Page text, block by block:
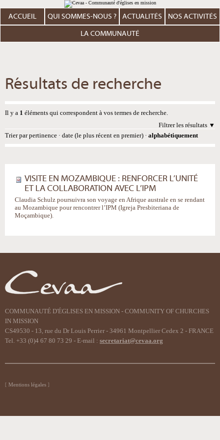
au
contenu.
Aller
personnels
ACCUEIL QUI SOMMES-NOUS ? ACTUALITÉS NOS ACTIVITÉS
LA COMMUNAUTÉ
Résultats de recherche
Il y a 1 éléments qui correspondent à vos termes de recherche.
Filtrer les résultats
Trier par pertinence · date (le plus récent en premier) · alphabétiquement
VISITE EN MOZAMBIQUE : RENFORCER L’UNITÉ
ET LA COLLABORATION AVEC L’IPM
Claudia Schulz poursuivra son voyage en Afrique australe en se rendant
au Mozambique pour rencontrer l’IPM (Igreja Presbiteriana de
Moçambique).
COMMUNAUTÉ D'ÉGLISES EN MISSION - COMMUNITY OF CHURCHES
IN MISSION
CS49530 - 13, rue du Dr Louis Perrier - 34961 Montpellier Cedex 2 - FRANCE
Tel. +33 (0)4 67 80 73 29 - E-mail : secretariat@cevaa.org
Mentions légales